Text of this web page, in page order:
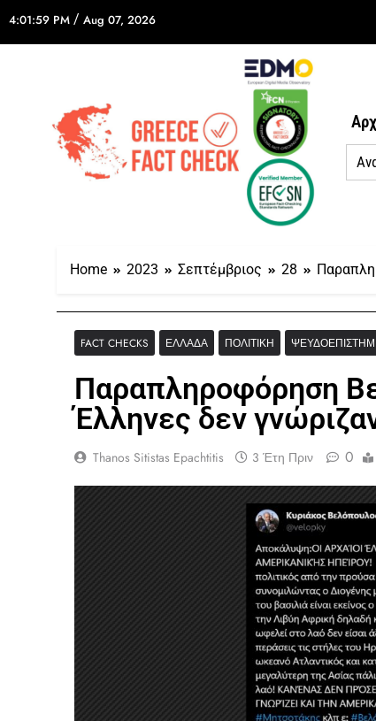
4:01:59 PM / Aug 07, 2026
Home 2023 Σεπτέμβριος 28
FACT CHECKS ΕΛΛΆΔΑ ΠΟΛΙΤΙΚΉ
Παραπληροφόρηση
Έλληνες δεν
Thanos Sitistas Epachtitis 3 Έτη Πριν 0